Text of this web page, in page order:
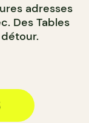
adresses
Des Tables